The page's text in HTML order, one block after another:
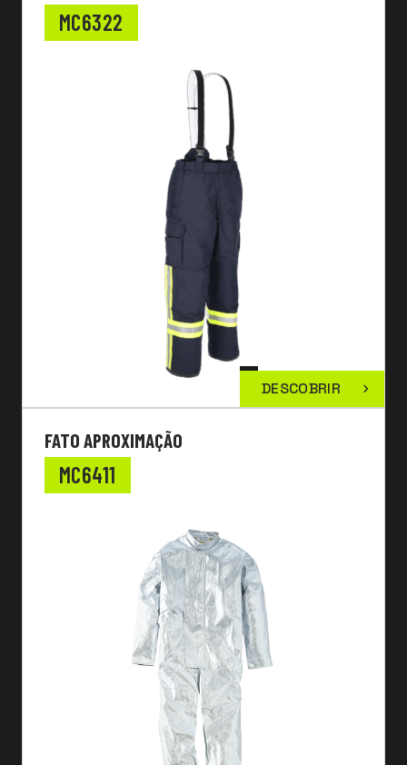
MC6322
DESCOBRIR
FATO APROXIMAÇÃO
MC6411